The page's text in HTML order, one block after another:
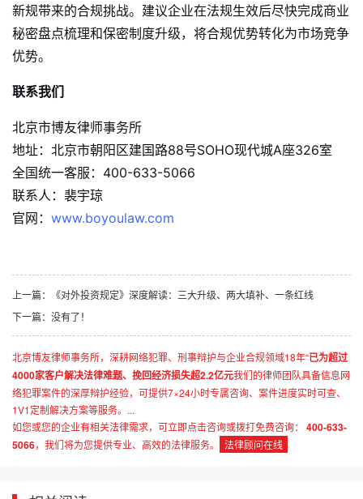
新规带来的合规挑战。建议企业在法规生效后尽快完成商业
秘密盘点梳理和保密制度升级，将合规优势转化为市场竞争
优势。
联系我们
北京市博友律师事务所
地址：北京市朝阳区建国路88号SOHO现代城A座326室
全国统一客服：400-633-5066
联系人：裴宇琼
官网： www.boyoulaw.com
上一篇：
《对外投资规定》深度解读：三大升级、两大填补、一条红线
下一篇：没有了！
北京博友律师事务所，深耕网络犯罪、刑事辩护与企业合规领域18年“已为超过
4000家客户解决法律难题、挽回经济损失超2.2亿元我们的律师团队具备信息网
络犯罪案件的深厚辩护经验，可提供7×24小时专属咨询、案件进度实时可查、
1V1定制解决方案等服务。...
如您或您的企业有相关法律需求，可立即点击咨询或拨打免费咨询：
400-633-
5066，我们将为您提供专业、高效的法律服务。 法律顾问在线